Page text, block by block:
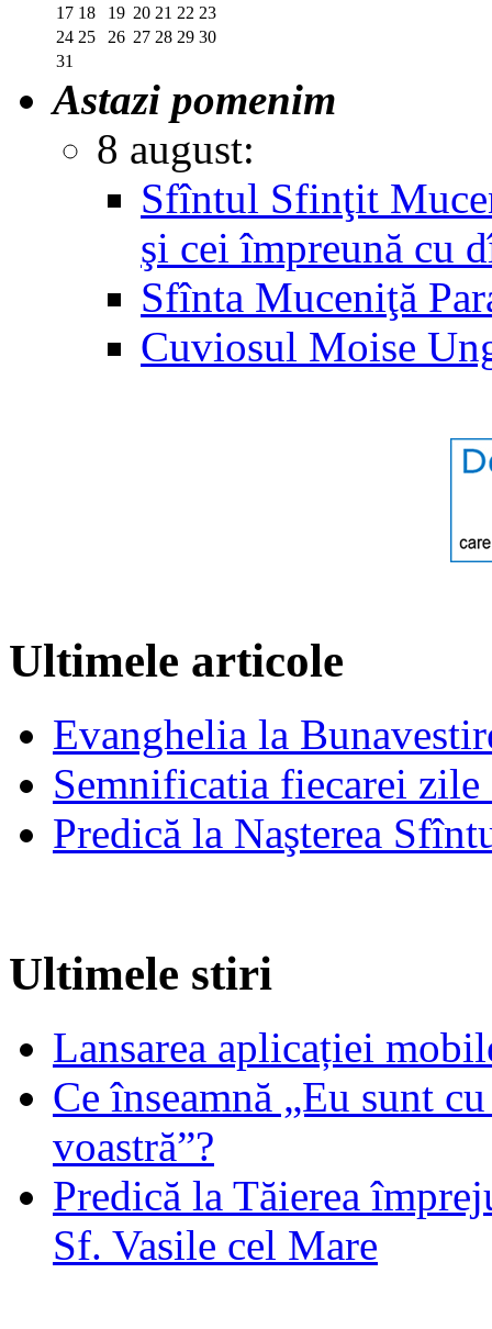
17 18 19 20 21 22 23
24 25 26 27 28 29 30
31
Astazi pomenim
8 august:
Sfîntul Sfinţit
şi cei împreună cu
Sfînta Muceniţă
Cuviosul Moise
Ultimele articole
Evanghelia la
Semnificatia fiecarei
Predică la Naşterea
Ultimele stiri
Lansarea aplicației
Ce înseamnă „Eu sunt
voastră”?
Predică la Tăierea
Sf. Vasile cel Mare